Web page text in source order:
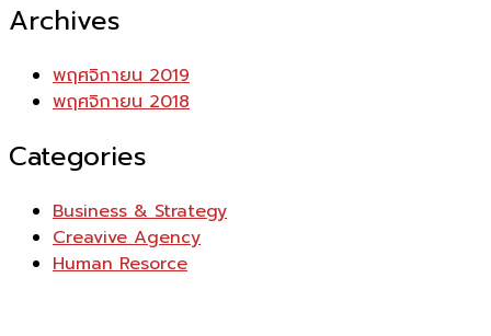
Archives
พฤศจิกายน 2019
พฤศจิกายน 2018
Categories
Business & Strategy
Creavive Agency
Human Resorce